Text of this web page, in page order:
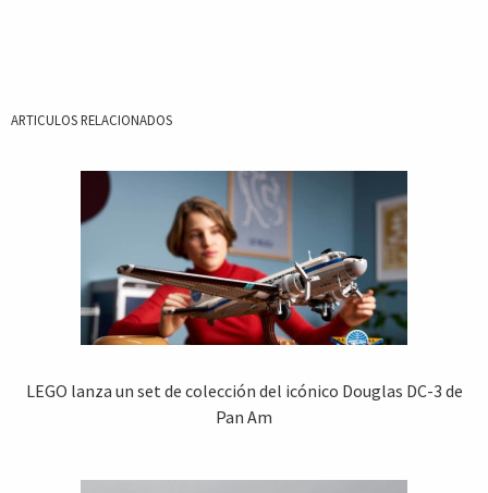
ARTICULOS RELACIONADOS
LEGO lanza un set de colección del icónico Douglas DC-3 de
Pan Am